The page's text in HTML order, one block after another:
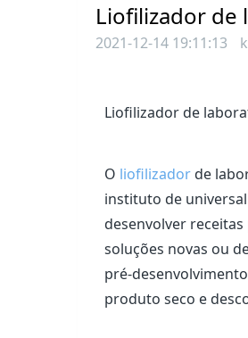
Liofilizador de
2021-12-14 19:11:13
Liofilizador de
O liofilizadorde
instituto de
desenvolver
soluções novas ou
pré-
produto seco e